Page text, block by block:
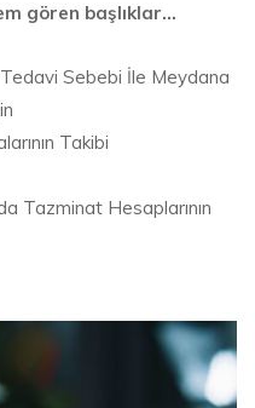
gören başlıklar…
Sebebi İle Meydana
Takibi
Tazminat Hesaplarının